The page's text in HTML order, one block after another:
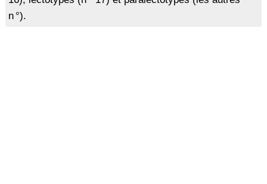
n °).